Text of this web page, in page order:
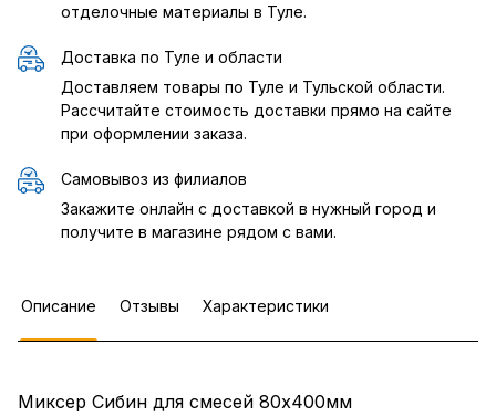
отделочные материалы в Туле.
Доставка по Туле и области
Доставляем товары по Туле и Тульской области.
Рассчитайте стоимость доставки прямо на сайте
при оформлении заказа.
Самовывоз из филиалов
Закажите онлайн с доставкой в нужный город и
получите в магазине рядом с вами.
Описание Отзывы Характеристики
Миксер Сибин для смесей 80х400мм